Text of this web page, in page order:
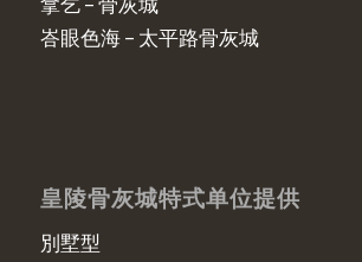
峇眼色海 – 太平路骨灰城
皇陵骨灰城特式单位提供
別墅型